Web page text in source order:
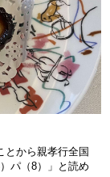
とから親孝行全国
パ（8）」と読め